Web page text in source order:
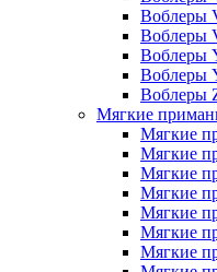
Воблеры
Воблеры
Воблеры
Воблеры
Воблеры
Мягкие
Мягкие
Мягкие
Мягкие
Мягкие
Мягкие
Мягкие
Мягкие